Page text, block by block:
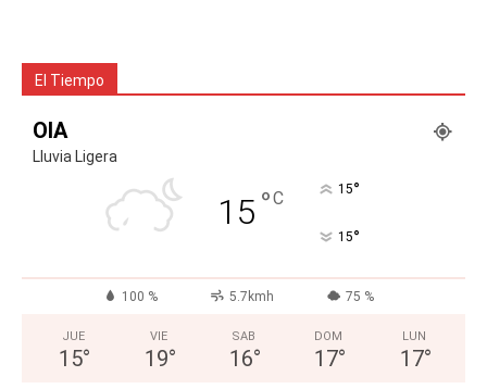
El Tiempo
OIA
Lluvia Ligera
15 °C 15°
15°
100 % 5.7kmh 75 %
JUE
15°
VIE
19°
SAB
16°
DOM
17°
LUN
17°